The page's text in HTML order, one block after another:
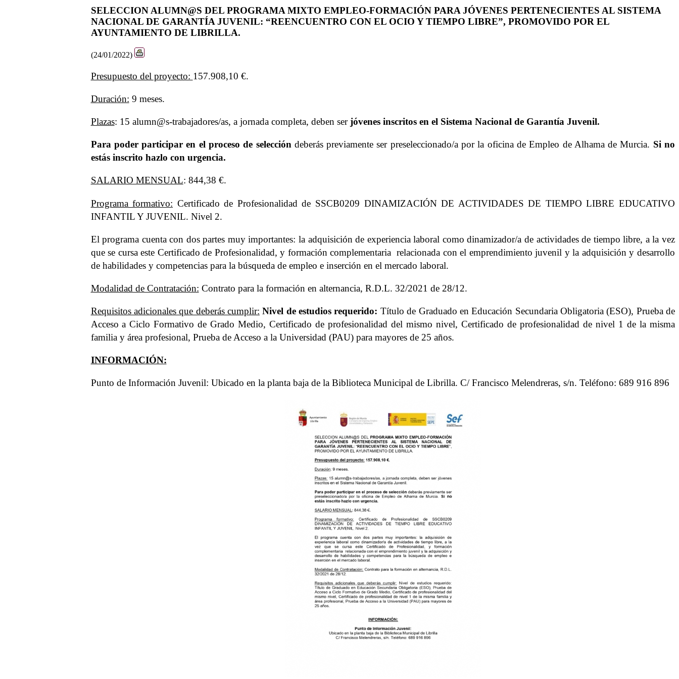
SELECCION ALUMN@S DEL PROGRAMA MIXTO EMPLEO-FORMACIÓN PARA JÓVENES PERTENECIENTES AL SISTEMA
NACIONAL DE GARANTÍA JUVENIL: “REENCUENTRO CON EL OCIO Y TIEMPO LIBRE”, PROMOVIDO POR EL
AYUNTAMIENTO DE LIBRILLA.
(24/01/2022)
Presupuesto del proyecto: 157.908,10 €.
Duración: 9 meses.
Plazas: 15 alumn@s-trabajadores/as, a jornada completa, deben serjóvenes inscritos en el Sistema Nacional de Garantía Juvenil.
Para poder participar en el proceso de selección deberás previamente ser preseleccionado/a por la oficina de Empleo de Alhama de Murcia. Si no
estás inscrito hazlo con urgencia.
SALARIO MENSUAL: 844,38 €.
Programa formativo: Certificado de Profesionalidad de SSCB0209 DINAMIZACIÓN DE ACTIVIDADES DE TIEMPO LIBRE EDUCATIVO
INFANTIL Y JUVENIL. Nivel 2.
El programa cuenta con dos partes muy importantes: la adquisición de experiencia laboral como dinamizador/a de actividades de tiempo libre, a la vez
que se cursa este Certificado de Profesionalidad, y formación complementaria relacionada con el emprendimiento juvenil y la adquisición y desarrollo
de habilidades y competencias para la búsqueda de empleo e inserción en el mercado laboral.
Modalidad de Contratación: Contrato para la formación en alternancia, R.D.L. 32/2021 de 28/12.
Requisitos adicionales que deberás cumplir: Nivel de estudios requerido: Título de Graduado en Educación Secundaria Obligatoria (ESO), Prueba de
Acceso a Ciclo Formativo de Grado Medio, Certificado de profesionalidad del mismo nivel, Certificado de profesionalidad de nivel 1 de la misma
familia y área profesional, Prueba de Acceso a la Universidad (PAU) para mayores de 25 años.
INFORMACIÓN:
Punto de Información Juvenil: Ubicado en la planta baja de la Biblioteca Municipal de Librilla. C/ Francisco Melendreras, s/n. Teléfono: 689 916 896